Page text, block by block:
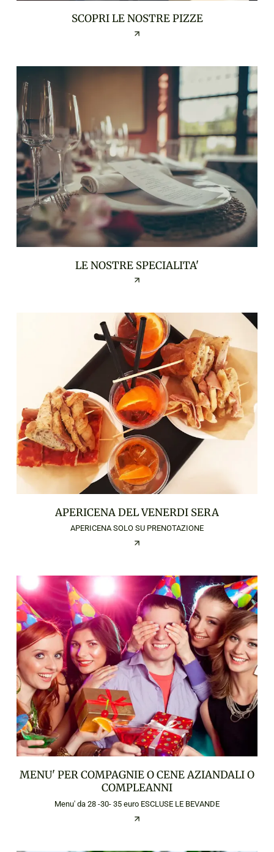
SCOPRI LE NOSTRE PIZZE
LE NOSTRE SPECIALITA'
APERICENA DEL VENERDI SERA
APERICENA SOLO SU PRENOTAZIONE
MENU' PER COMPAGNIE O CENE AZIANDALI O
COMPLEANNI
Menu' da 28 -30- 35 euro ESCLUSE LE BEVANDE